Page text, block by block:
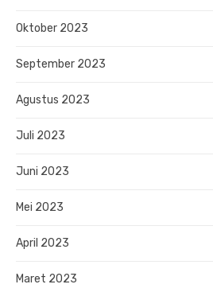
Oktober 2023
September 2023
Agustus 2023
Juli 2023
Juni 2023
Mei 2023
April 2023
Maret 2023